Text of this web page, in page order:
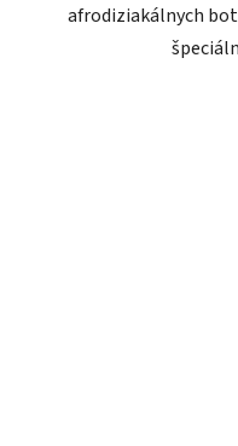
afrodiziakálnych